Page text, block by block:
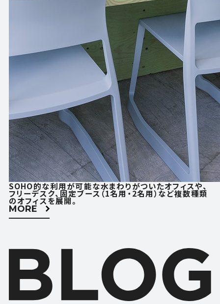
SOHO的な利用が可能な水まわりがついたオフィスや、
フリーデスク、固定ブース（1名用・2名用）など複数種類
のオフィスを展開。
MORE